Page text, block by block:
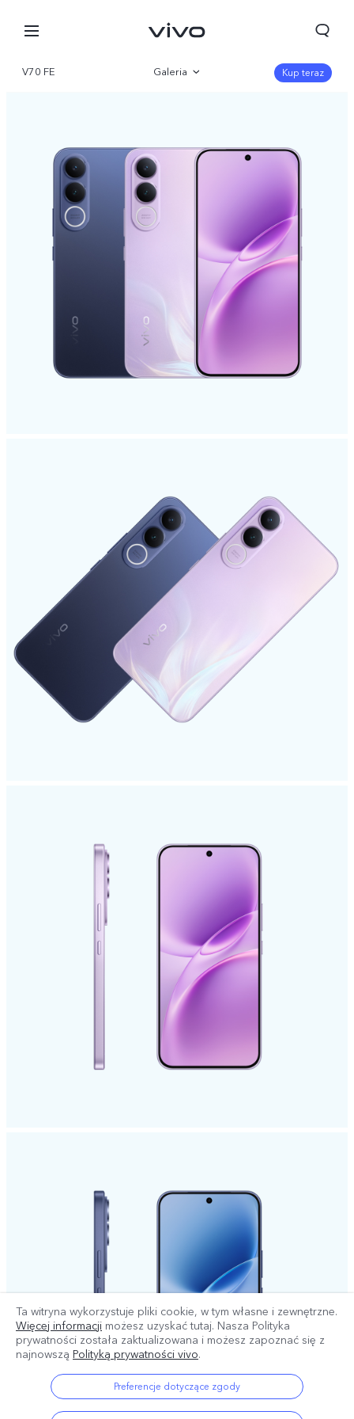
V70 FE Galeria
Parametry
Kup teraz
Ta witryna wykorzystuje pliki cookie, w tym własne i zewnętrzne.
Więcej informacji możesz uzyskać tutaj. Nasza Polityka
prywatności została zaktualizowana i możesz zapoznać się z
najnowszą Polityką prywatności vivo.
Preferencje dotyczące zgody